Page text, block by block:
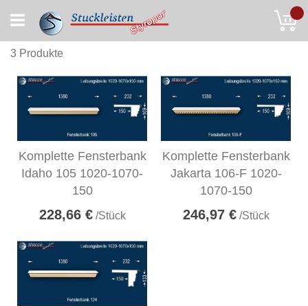
to
Content
3 Produkte
Komplette Fensterbank
Idaho 105 1020-1070-
150
228,66 €/Stück
Komplette Fensterbank
Jakarta 106-F 1020-
1070-150
246,97 €/Stück